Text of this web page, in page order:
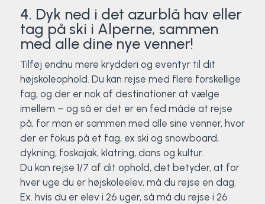
4. Dyk ned i det azurblå hav eller
tag på ski i Alperne, sammen
med alle dine nye venner!
Tilføj endnu mere krydderi og eventyr til dit
højskoleophold. Du kan rejse med flere forskellige
fag, og der er nok af destinationer at vælge
imellem – og så er det er en fed måde at rejse
på, for man er sammen med alle sine venner, hvor
der er fokus på et fag, ex ski og snowboard,
dykning, foskajak, klatring, dans og kultur.
Du kan rejse 1/7 af dit ophold, det betyder, at for
hver uge du er højskoleelev, må du rejse en dag.
Ex. hvis du er elev i 26 uger, så må du rejse i 26